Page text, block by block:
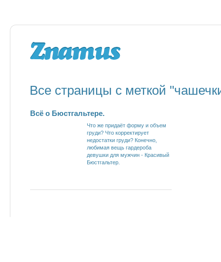
Все страницы с меткой
Всё о Бюстгальтере.
Что же придаёт форму и объем
груди? Что корректирует
недостатки груди? Конечно,
любимая вещь гардероба
девушки для мужчин - Красивый
Бюстгальтер.